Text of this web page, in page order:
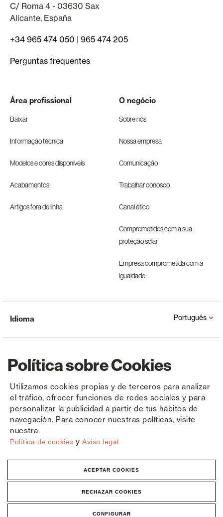
Política sobre Cookies
Utilizamos cookies propias y de terceros para analizar
el tráfico, ofrecer funciones de redes sociales y para
personalizar la publicidad a partir de tus hábitos de
navegación. Para conocer nuestras políticas, visite
nuestra
Política de cookies y Aviso legal
ACEPTAR COOKIES
RECHAZAR COOKIES
CONFIGURAR
C/ Roma 4 - 03630 Sax
Alicante, España
+34 965 474 050 | 965 474 205
Perguntas frequentes
Área profissional
Baixar
Informação técnica
Modelos e cores disponíveis
Acabamentos
Artigos fora de linha
O negócio
Sobre nós
Nossa empresa
Comunicação
Trabalhar conosco
Canal ético
Comprometidos com a sua
proteção solar
Empresa comprometida com a
igualdade
Copyright © Saxun 2023 - 2026 Política de privacidade Aviso Legal Cookies
Idioma Português